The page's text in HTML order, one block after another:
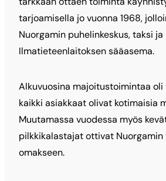
tarjoamisella jo vuonna 1968,
Nuorgamin puhelinkeskus, taksi ja
Ilmatieteenlaitoksen sääasema.
Alkuvuosina majoitustoimintaa oli
kaikki asiakkaat olivat kotimaisia
Muutamassa vuodessa myös
pilkkikalastajat ottivat
omakseen.